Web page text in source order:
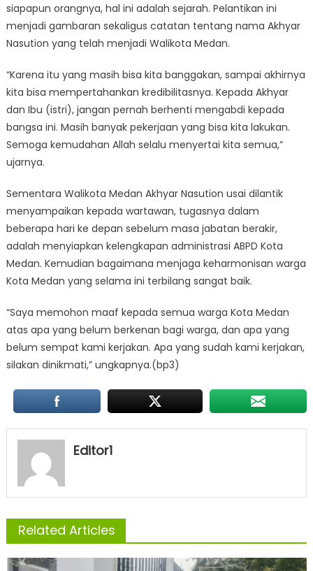
siapapun orangnya, hal ini adalah sejarah. Pelantikan ini
menjadi gambaran sekaligus catatan tentang nama Akhyar
Nasution yang telah menjadi Walikota Medan.
“Karena itu yang masih bisa kita banggakan, sampai akhirnya
kita bisa mempertahankan kredibilitasnya. Kepada Akhyar
dan Ibu (istri), jangan pernah berhenti mengabdi kepada
bangsa ini. Masih banyak pekerjaan yang bisa kita lakukan.
Semoga kemudahan Allah selalu menyertai kita semua,”
ujarnya.
Sementara Walikota Medan Akhyar Nasution usai dilantik
menyampaikan kepada wartawan, tugasnya dalam
beberapa hari ke depan sebelum masa jabatan berakir,
adalah menyiapkan kelengkapan administrasi ABPD Kota
Medan. Kemudian bagaimana menjaga keharmonisan warga
Kota Medan yang selama ini terbilang sangat baik.
“Saya memohon maaf kepada semua warga Kota Medan
atas apa yang belum berkenan bagi warga, dan apa yang
belum sempat kami kerjakan. Apa yang sudah kami kerjakan,
silakan dinikmati,” ungkapnya.(bp3)
Editor1
Related Articles